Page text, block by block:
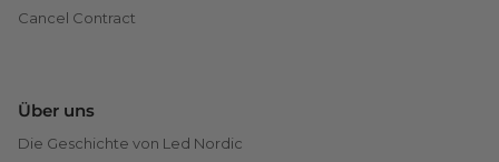
Cancel Contract
Über uns
Die Geschichte von Led Nordic